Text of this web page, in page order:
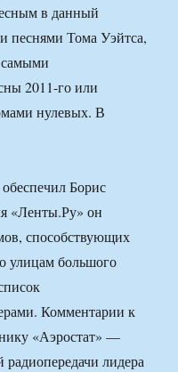
в данный
Тома Уэйтса,
2011-го или
нулевых. В
Борис
«Ленты.Ру» он
способствующих
улицам большого
Комментарии к
«Аэростат» —
лидера